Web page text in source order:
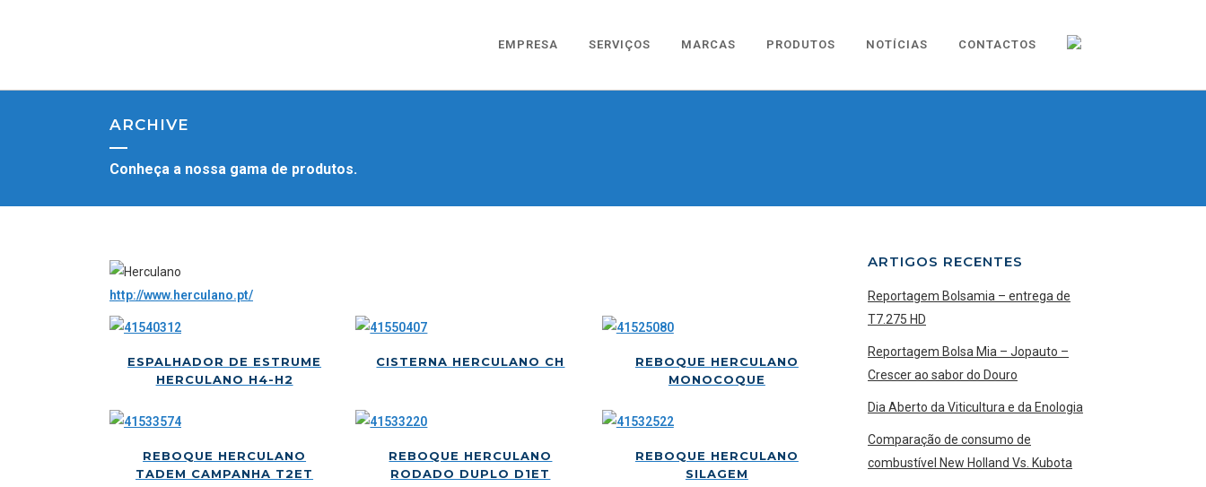
EMPRESA SERVIÇOS MARCAS PRODUTOS NOTÍCIAS CONTACTOS
ARCHIVE
Conheça a nossa gama de produtos.
http://www.herculano.pt/
ESPALHADOR DE ESTRUME
HERCULANO H4-H2
CISTERNA HERCULANO CH
REBOQUE HERCULANO
MONOCOQUE
REBOQUE HERCULANO
TADEM CAMPANHA T2ET
REBOQUE HERCULANO
RODADO DUPLO D1ET
REBOQUE HERCULANO
SILAGEM
ARTIGOS RECENTES
Reportagem Bolsamia – entrega de
T7.275 HD
Reportagem Bolsa Mia – Jopauto –
Crescer ao sabor do Douro
Dia Aberto da Viticultura e da Enologia
Comparação de consumo de
combustível New Holland Vs. Kubota